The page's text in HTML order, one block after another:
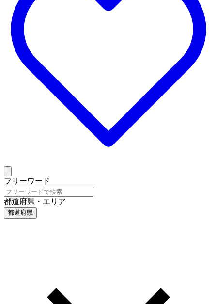
フリーワード
都道府県・エリア
都道府県